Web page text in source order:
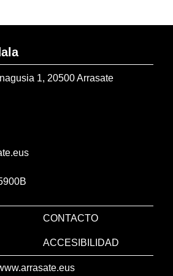
1, 20500 Arrasate
CONTACTO
ACCESIBILIDAD